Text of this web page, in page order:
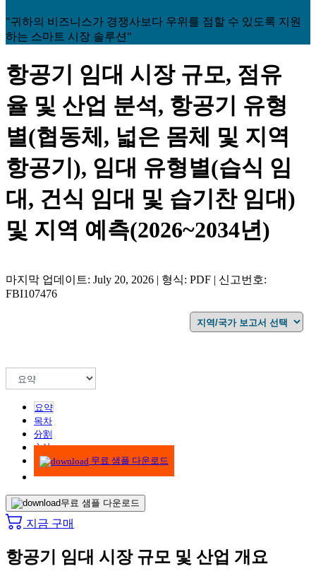
"귀하의 비즈니스가 경쟁사보다 우위를 점할 수 있도록 지원
하는 스마트 시장 솔루션"
항공기 임대 시장 규모, 점유
율 및 산업 분석, 항공기 유형
별(협동체, 넓은 몸체 및 지역
항공기), 임대 유형별(습식 임
대, 건식 임대 및 습기찬 임대)
및 지역 예측(2026~2034년)
마지막 업데이트: July 20, 2026 | 형식: PDF | 신고번호:
FBI107476
요약
목차
分割
方法
무료 샘플 다운로드
무료 샘플 다운로드
지금 구매
항공기 임대 시장 규모 및 산업 개요